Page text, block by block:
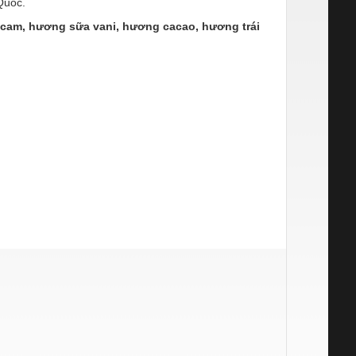
hương sữa vani, hương cacao, hương trái